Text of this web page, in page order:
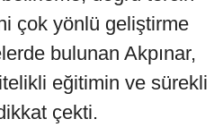
çok yönlü geliştirme
bulunan Akpınar,
eğitimin ve sürekli
çekti.